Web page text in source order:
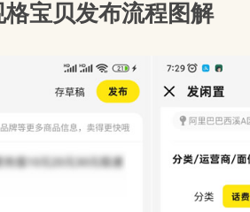
宝贝发布流程图解